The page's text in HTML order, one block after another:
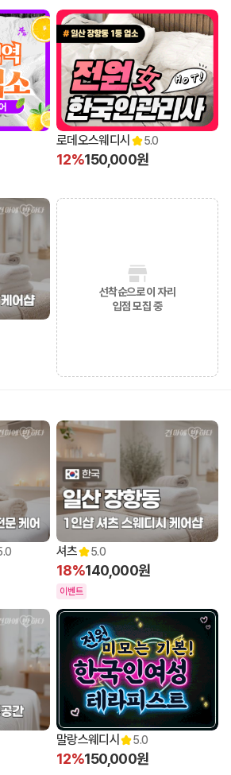
로데오스웨디시 5.0
12%150,000원
선착순으로 이 자리
입점 모집 중
셔츠 5.0
18%140,000원
이벤트
말랑스웨디시 5.0
12%150,000원